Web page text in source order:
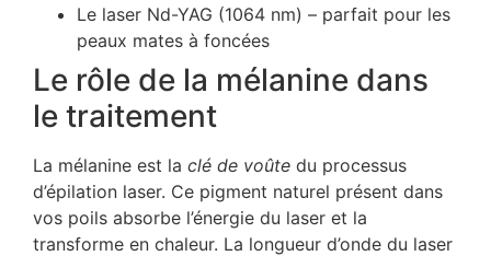
Le laser Nd-YAG (1064 nm) – parfait pour les
peaux mates à foncées
Le rôle de la mélanine dans
le traitement
La mélanine est la clé de voûte du processus
d’épilation laser. Ce pigment naturel présent dans
vos poils absorbe l’énergie du laser et la
transforme en chaleur. La longueur d’onde du laser